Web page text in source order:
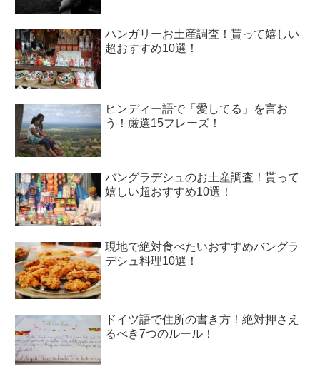
ハンガリーお土産調査！貰って嬉しい
超おすすめ10選！
ヒンディー語で「愛してる」を言お
う！厳選15フレーズ！
バングラデシュのお土産調査！貰って
嬉しい超おすすめ10選！
現地で絶対食べたいおすすめバングラ
デシュ料理10選！
ドイツ語で住所の書き方！絶対押さえ
るべき7つのルール！